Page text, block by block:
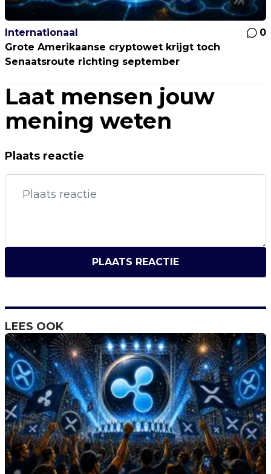
Internationaal
0
Grote Amerikaanse cryptowet krijgt toch
Senaatsroute richting september
Laat mensen jouw
mening weten
Plaats reactie
PLAATS REACTIE
LEES OOK